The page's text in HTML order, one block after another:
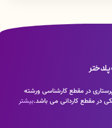
در مقطع کارشناسی ورشته
در مقطع کاردانی می باشد.بیشتر